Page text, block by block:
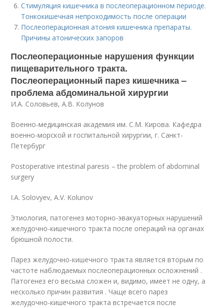
Стимуляция кишечника в послеоперационном периоде.
Тонкокишечная непроходимость после операции
Послеоперационная атония кишечника препараты.
Причины атонических запоров
Послеоперационные нарушения функции
пищеварительного тракта.
Послеоперационный парез кишечника –
проблема абдоминальной хирургии
И.А. Соловьев, А.В. Колунов
Военно-медицинская академия им. С.М. Кирова. Кафедра
военно-морской и госпитальной хирургии, г. Санкт-
Петербург
Postoperative intestinal paresis – the problem of abdominal
surgery
I.A. Solovyev, A.V. Kolunov
Этиология, патогенез моторно-эвакуаторных нарушений
желудочно-кишечного тракта после операций на органах
брюшной полости.
Парез желудочно-кишечного тракта является вторым по
частоте наблюдаемых послеоперационных осложнений .
Патогенез его весьма сложен и, видимо, имеет не одну, а
несколько причин развития . Чаще всего парез
желудочно-кишечного тракта встречается после